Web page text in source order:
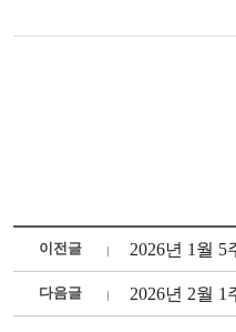
이전글 2026년 1월 5
다음글 2026년 2월 1